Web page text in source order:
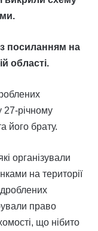
з посиланням на
області.
27-річному
його брату.
організували
на території
право
що нібито